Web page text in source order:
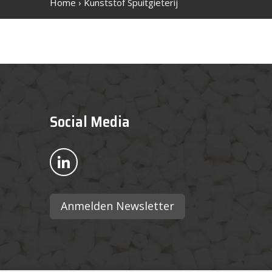
Home › Kunststof Spuitgieterij
Social Media
Bekijk ons op LinkedIn
Anmelden Newsletter